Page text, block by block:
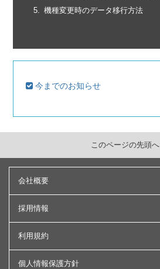
機種変更時のデータ移行方法
今までのお知らせ
会社概要
採用情報
利用規約
個人情報保護方針
このページの先頭へ